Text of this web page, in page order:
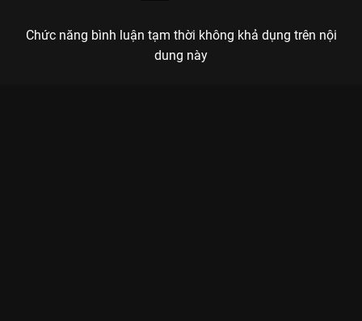
Chức năng bình luận tạm thời không khả dụng trên nội
dung này